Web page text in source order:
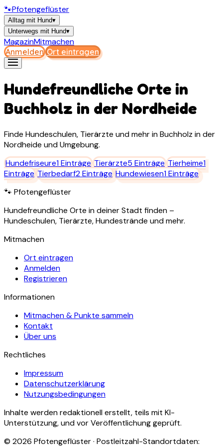
🐾Pfotengeflüster
Alltag mit Hund▾
Unterwegs mit Hund▾
MagazinMitmachen
Anmelden Ort eintragen
Hundefreundliche Orte in
Buchholz in der Nordheide
Finde Hundeschulen, Tierärzte und mehr inBuchholz in der
Nordheide und Umgebung.
Hundefriseure1Einträge Tierärzte5 Einträge Tierheime1
Einträge Tierbedarf2Einträge Hundewiesen1Einträge
🐾 Pfotengeflüster
Hundefreundliche Orte in deiner Stadt finden –
Hundeschulen, Tierärzte, Hundestrände und mehr.
Mitmachen
Ort eintragen
Anmelden
Registrieren
Informationen
Mitmachen & Punkte sammeln
Kontakt
Über uns
Rechtliches
Impressum
Datenschutzerklärung
Nutzungsbedingungen
Inhalte werden redaktionell erstellt, teils mit KI-
Unterstützung, und vor Veröffentlichung geprüft.
© 2026 Pfotengeflüster · Postleitzahl-Standortdaten: